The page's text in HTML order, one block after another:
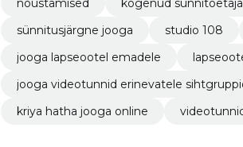
nõustamised
kogenud
sünnitusjärgne jooga
studio 108
jooga lapseootel emadele
jooga videotunnid erinevatele
kriya hatha jooga online